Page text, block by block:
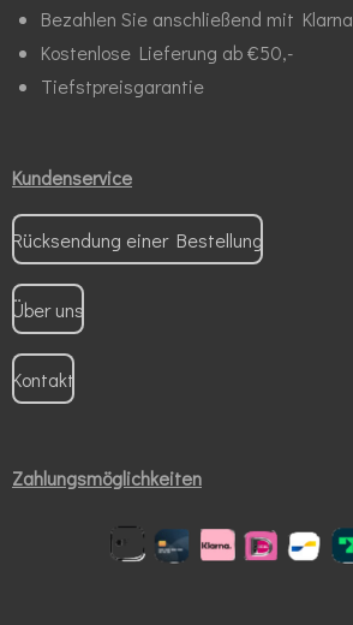
Bezahlen Sie anschließend mit Klarna
Kostenlose Lieferung ab €50,-
Tiefstpreisgarantie
Kundenservice
Rücksendung einer Bestellung
Über uns
Kontakt
Zahlungsmöglichkeiten